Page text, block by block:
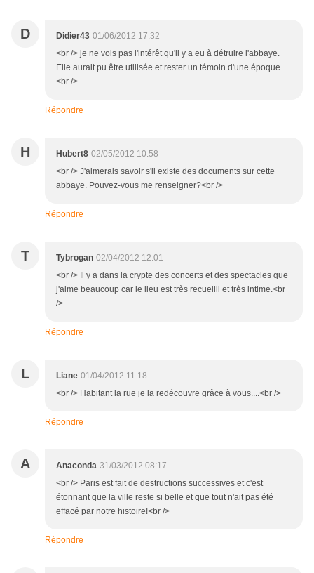
D Didier43 01/06/2012 17:32
<br /> je ne vois pas l'intérêt qu'il y a eu à détruire l'abbaye.
Elle aurait pu être utilisée et rester un témoin d'une époque.
<br />
Répondre
H Hubert8 02/05/2012 10:58
<br /> J'aimerais savoir s'il existe des documents sur cette
abbaye. Pouvez-vous me renseigner?<br />
Répondre
T Tybrogan 02/04/2012 12:01
<br /> Il y a dans la crypte des concerts et des spectacles que
j'aime beaucoup car le lieu est très recueilli et très intime.<br
/>
Répondre
L Liane 01/04/2012 11:18
<br /> Habitant la rue je la redécouvre grâce à vous....<br />
Répondre
A Anaconda 31/03/2012 08:17
<br /> Paris est fait de destructions successives et c'est
étonnant que la ville reste si belle et que tout n'ait pas été
effacé par notre histoire!<br />
Répondre